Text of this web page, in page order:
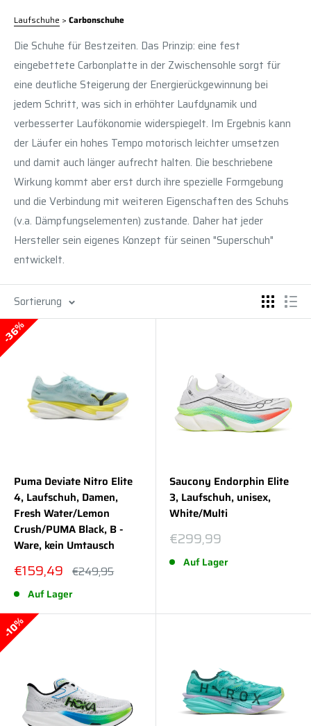
Laufschuhe > Carbonschuhe
Die Schuhe für Bestzeiten. Das Prinzip: eine fest
eingebettete Carbonplatte in der Zwischensohle sorgt für
eine deutliche Steigerung der Energierückgewinnung bei
jedem Schritt, was sich in erhöhter Laufdynamik und
verbesserter Laufökonomie widerspiegelt. Im Ergebnis kann
der Läufer ein hohes Tempo motorisch leichter umsetzen
und damit auch länger aufrecht halten. Die beschriebene
Wirkung kommt aber erst durch ihre spezielle Formgebung
und die Verbindung mit weiteren Eigenschaften des Schuhs
(v.a. Dämpfungselementen) zustande. Daher hat jeder
Hersteller sein eigenes Konzept für seinen "Superschuh"
entwickelt.
Sortierung
36%
Puma Deviate Nitro Elite
4, Laufschuh, Damen,
Fresh Water/Lemon
Crush/PUMA Black, B -
Ware, kein Umtausch
Sonderpreis
€159,49 Normalpreis
€249,95
Auf Lager
Saucony Endorphin Elite
3, Laufschuh, unisex,
White/Multi
Sonderpreis
€299,99
Auf Lager
10%